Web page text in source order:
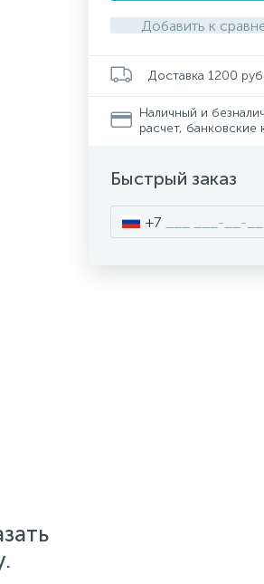
Добавить к
Доставка 1200 руб.
Наличный и
расчет, банковские
Быстрый заказ
+7